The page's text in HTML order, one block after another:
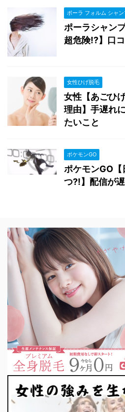
ポーラ フォルム シャン
ポーラシャン
超危険!?】口
女性ひげ脱毛
女性【あごひ
理由】手遅れ
たいこと
ポケモンGO
ポケモンGO
つ?!】配信が